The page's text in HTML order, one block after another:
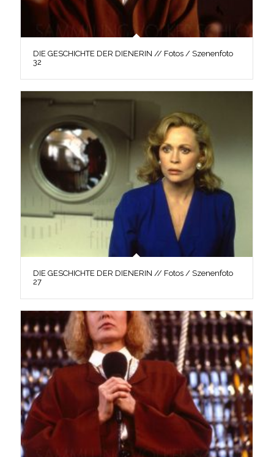
DIE GESCHICHTE DER DIENERIN // Fotos / Szenenfoto
32
DIE GESCHICHTE DER DIENERIN // Fotos / Szenenfoto
27